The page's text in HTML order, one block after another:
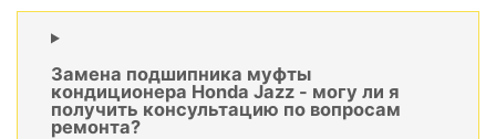
Замена подшипника муфты
кондиционера Honda Jazz - могу ли я
получить консультацию по вопросам
ремонта?